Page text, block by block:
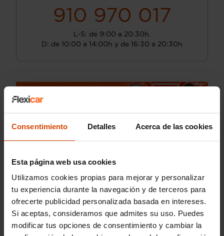
Consentimiento Detalles Acerca de las cookies
Esta página web usa cookies
Utilizamos cookies propias para mejorar y personalizar
tu experiencia durante la navegación y de terceros para
ofrecerte publicidad personalizada basada en intereses.
Si aceptas, consideramos que admites su uso. Puedes
modificar tus opciones de consentimiento y cambiar la
910 970 017
L-S: de 9:00 a 20:30h.
D: de 10:00 a 14:00h y de 16:30 a 20:30h